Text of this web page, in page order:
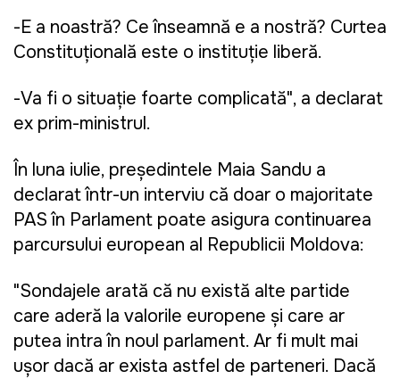
-E a noastră? Ce înseamnă e a nostră? Curtea
Constituţională este o instituţie liberă.
-Va fi o situaţie foarte complicată", a declarat
ex prim-ministrul.
În luna iulie, președintele Maia Sandu a
declarat într-un interviu că doar o majoritate
PAS în Parlament poate asigura continuarea
parcursului european al Republicii Moldova:
"Sondajele arată că nu există alte partide
care aderă la valorile europene și care ar
putea intra în noul parlament. Ar fi mult mai
ușor dacă ar exista astfel de parteneri. Dacă